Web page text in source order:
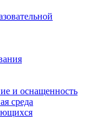
и оснащенность
среда